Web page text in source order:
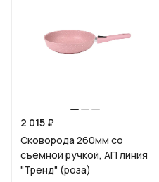
2 015 ₽
Сковорода 260мм со
съемной ручкой, АП линия
"Тренд" (роза)